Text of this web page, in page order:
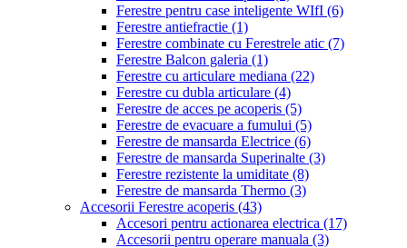
Ferestre pentru case inteligente WIfI (6)
Ferestre antiefractie (1)
Ferestre combinate cu Ferestrele atic (7)
Ferestre Balcon galeria (1)
Ferestre cu articulare mediana (22)
Ferestre cu dubla articulare (4)
Ferestre de acces pe acoperis (5)
Ferestre de evacuare a fumului (5)
Ferestre de mansarda Electrice (6)
Ferestre de mansarda Superinalte (3)
Ferestre rezistente la umiditate (8)
Ferestre de mansarda Thermo (3)
Accesorii Ferestre acoperis (43)
Accesori pentru actionarea electrica (17)
Accesorii pentru operare manuala (3)